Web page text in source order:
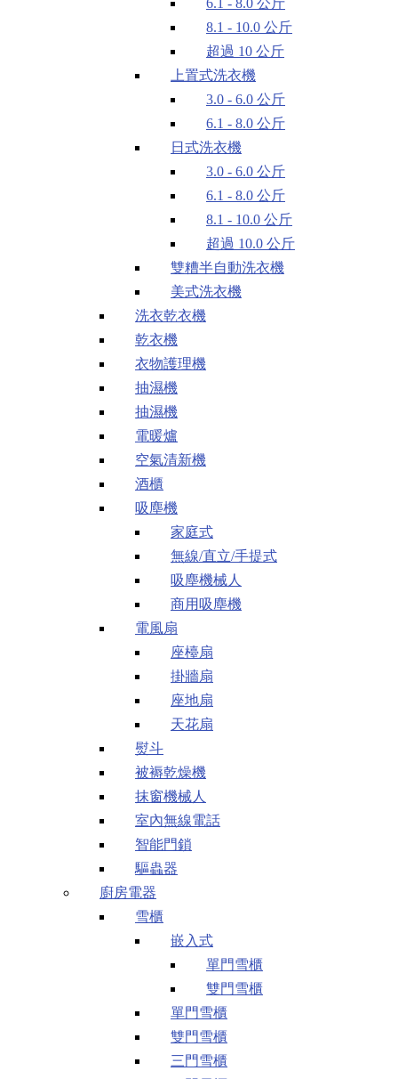
8.1 - 10.0 公斤
超過 10 公斤
上置式洗衣機
3.0 - 6.0 公斤
6.1 - 8.0 公斤
日式洗衣機
3.0 - 6.0 公斤
6.1 - 8.0 公斤
8.1 - 10.0 公斤
超過 10.0 公斤
雙糟半自動洗衣機
美式洗衣機
洗衣乾衣機
乾衣機
衣物護理機
抽濕機
抽濕機
電暖爐
空氣清新機
酒櫃
吸塵機
家庭式
無線/直立/手提式
吸塵機械人
商用吸塵機
電風扇
座檯扇
掛牆扇
座地扇
天花扇
熨斗
被褥乾燥機
抹窗機械人
室內無線電話
智能門鎖
驅蟲器
廚房電器
雪櫃
嵌入式
單門雪櫃
雙門雪櫃
單門雪櫃
雙門雪櫃
三門雪櫃